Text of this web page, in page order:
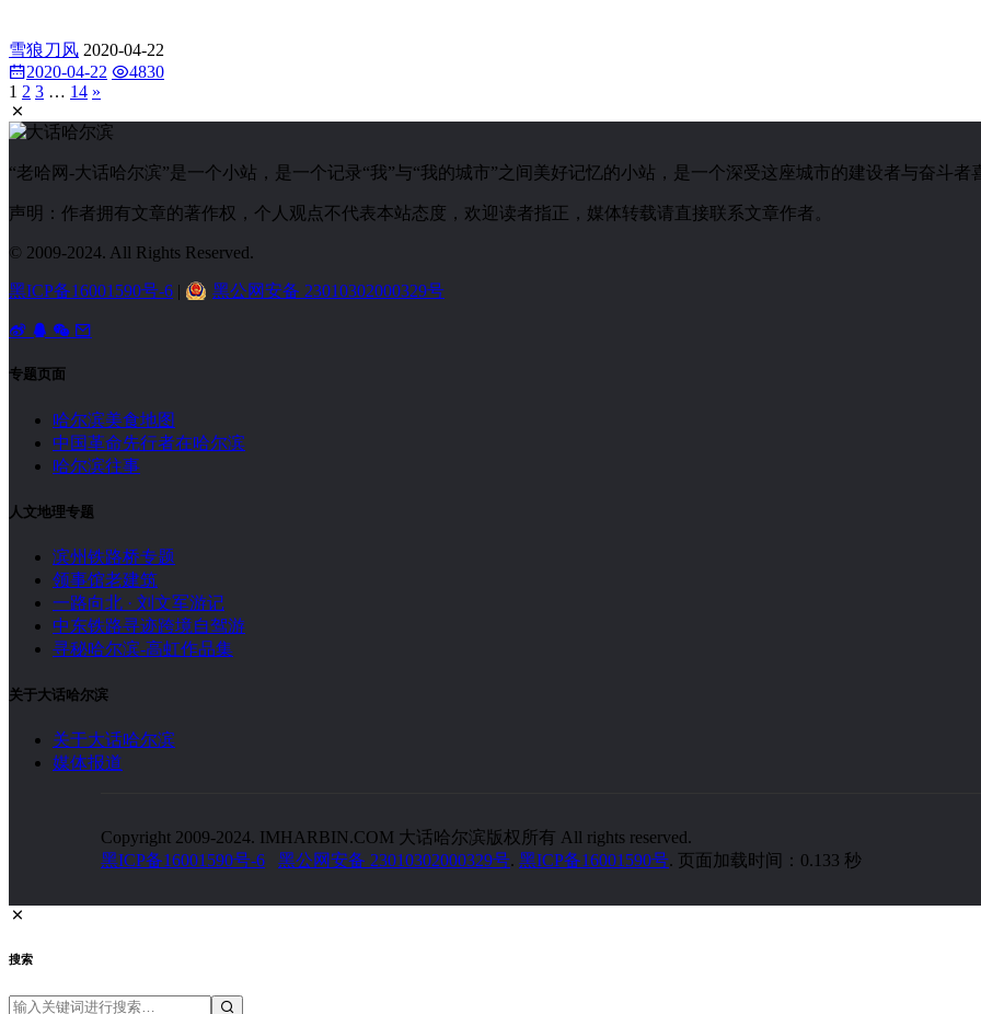
雪狼刀风 2020-04-22
2020-04-22
4830
1 2 3 … 14 »
“老哈网-大话哈尔滨”是一个小站，是一个记录“我”与“我的城市”之间美好记忆的小站，是一个深受这座城市的建设者与奋斗者
声明：作者拥有文章的著作权，个人观点不代表本站态度，欢迎读者指正，媒体转载请直接联系文章作者。
© 2009-2024. All Rights Reserved.
黑ICP备16001590号-6 | 黑公网安备 23010302000329号
专题页面
哈尔滨美食地图
中国革命先行者在哈尔滨
哈尔滨往事
人文地理专题
滨州铁路桥专题
领事馆老建筑
一路向北 · 刘文军游记
中东铁路寻迹跨境自驾游
寻秘哈尔滨-高虹作品集
关于大话哈尔滨
关于大话哈尔滨
媒体报道
Copyright 2009-2024. IMHARBIN.COM 大话哈尔滨版权所有 All rights reserved.
黑ICP备16001590号-6
黑公网安备 23010302000329号. 黑ICP备16001590号. 页面加载时间：0.133 秒
搜索